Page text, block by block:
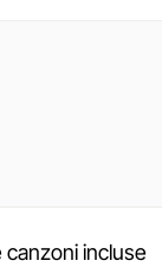
canzoni incluse